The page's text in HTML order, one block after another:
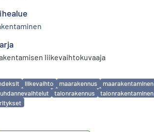
liikevaihtokuvaaja
liikevaihto maarakennus maarakentaminen
talonrakennus talonrakentaminen